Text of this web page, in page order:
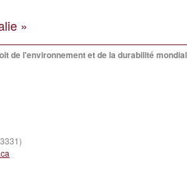
»
de l'environnement et de la durabilité